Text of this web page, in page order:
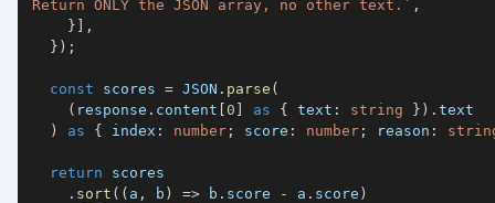
Return ONLY the JSON array, no other text. ` ,
} ] ,
} ) ;
const scores = JSON . parse (
( response . content [0 ] as { text : string } ) .
)
as { index : number ; score : number ; reason :
return
. sort ( ( a , b ) => b . score - a . score )